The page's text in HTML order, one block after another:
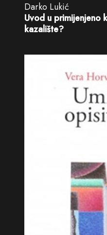
Darko Lukić
Uvod u primijenjeno
kazalište?